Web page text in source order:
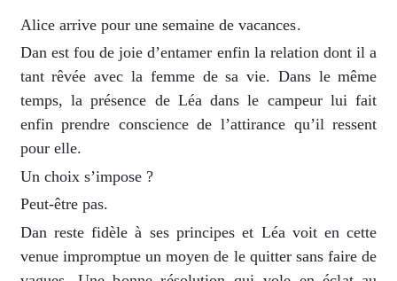
Alice arrive pour une semaine de vacances.
Dan est fou de joie d’entamer enfin la relation dont il a
tant rêvée avec la femme de sa vie. Dans le même
temps, la présence de Léa dans le campeur lui fait
enfin prendre conscience de l’attirance qu’il ressent
pour elle.
Un choix s’impose ?
Peut-être pas.
Dan reste fidèle à ses principes et Léa voit en cette
venue impromptue un moyen de le quitter sans faire de